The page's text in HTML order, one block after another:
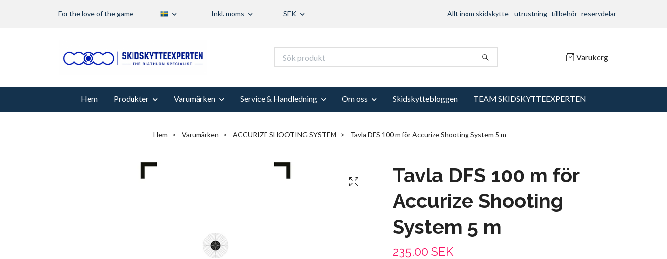
For the love of the game Inkl. moms SEK Allt inom skidskytte - utrustning- tillbehör- reservdelar
Varukorg
Hem Produkter Varumärken Service & Handledning Om oss Skidskyttebloggen TEAM SKIDSKYTTEEXPERTEN
Hem Varumärken ACCURIZE SHOOTING SYSTEM Tavla DFS 100 m för Accurize Shooting System 5 m
Tavla DFS 100 m för
Accurize Shooting
System 5 m
235.00 SEK